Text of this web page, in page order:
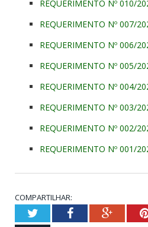
REQUERIMENTO Nº 010/
REQUERIMENTO Nº 007/
REQUERIMENTO Nº 006/
REQUERIMENTO Nº 005/
REQUERIMENTO Nº 004/
REQUERIMENTO Nº 003/
REQUERIMENTO Nº 002/
REQUERIMENTO Nº 001/
COMPARTILHAR:
TwitterFacebook